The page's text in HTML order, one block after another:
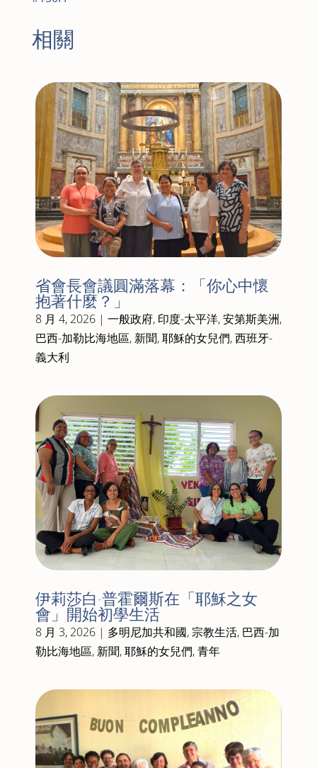
相關
省會長會議圓滿落幕：「你心中懷
抱著什麼？」
8 月 4, 2026| 一般政府, 印度-太平洋,安第斯美洲,
巴西-加勒比海地區, 新聞,耶穌的女兒們,西班牙-
義大利
伊莉莎白·普霍爾斯在「耶穌之女
會」開始初學生活
8 月 3, 2026| 多明尼加共和國,宗教生活, 巴西-加
勒比海地區, 新聞,耶穌的女兒們,青年